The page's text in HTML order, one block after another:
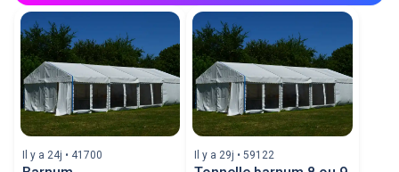
Il y a 24j • 41700 Il y a 29j • 59122